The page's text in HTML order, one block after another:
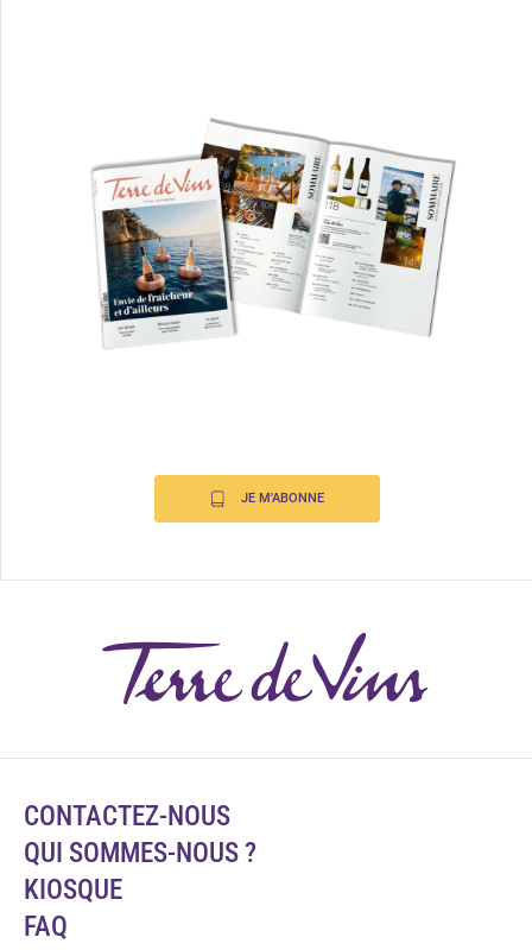
JE M'ABONNE
CONTACTEZ-NOUS
QUI SOMMES-NOUS ?
KIOSQUE
FAQ